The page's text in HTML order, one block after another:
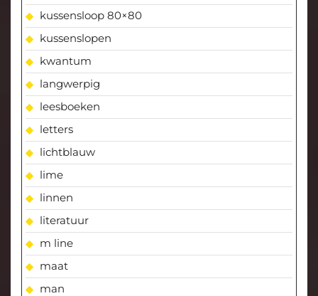
kussensloop 80×80
kussenslopen
kwantum
langwerpig
leesboeken
letters
lichtblauw
lime
linnen
literatuur
m line
maat
man